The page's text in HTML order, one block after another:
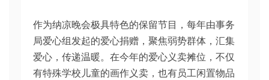
作为纳凉晚会极具特色的保留节目，每年由事务
局爱心组发起的爱心捐赠，聚焦弱势群体，汇集
爱心，传递温暖。在今年的爱心义卖摊位，不仅
有特殊学校儿童的画作义卖，也有员工闲置物品